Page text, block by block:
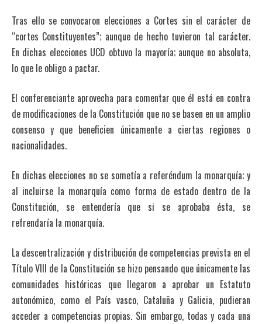
Tras ello se convocaron elecciones a Cortes sin el carácter de
“cortes Constituyentes”; aunque de hecho tuvieron tal carácter.
En dichas elecciones UCD obtuvo la mayoría; aunque no absoluta,
lo que le obligo a pactar.
El conferenciante aprovecha para comentar que él está en contra
de modificaciones de la Constitución que no se basen en un amplio
consenso y que beneficien únicamente a ciertas regiones o
nacionalidades.
En dichas elecciones no se sometía a referéndum la monarquía; y
al incluirse la monarquía como forma de estado dentro de la
Constitución, se entendería que si se aprobaba ésta, se
refrendaría la monarquía.
La descentralización y distribución de competencias prevista en el
Título VIII de la Constitución se hizo pensando que únicamente las
comunidades históricas que llegaron a aprobar un Estatuto
autonómico, como el País vasco, Cataluña y Galicia, pudieran
acceder a competencias propias. Sin embargo, todas y cada una